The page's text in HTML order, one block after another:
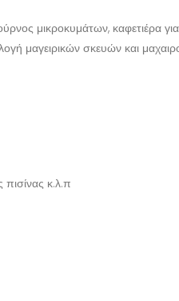
μικροκυμάτων, καφετιέρα
μαγειρικών σκευών και
κ.λ.π